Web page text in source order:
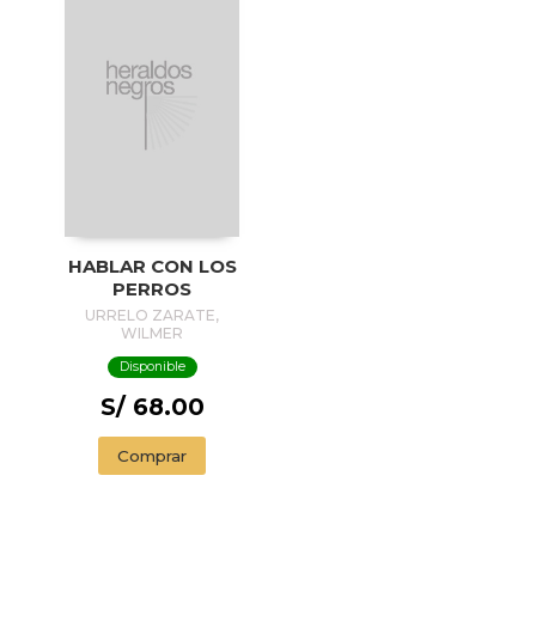
HABLAR CON LOS
PERROS
URRELO ZARATE,
WILMER
Disponible
S/ 68.00
Comprar